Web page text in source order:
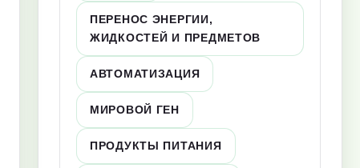
ПЕРЕНОС ЭНЕРГИИ,
ЖИДКОСТЕЙ И ПРЕДМЕТОВ
АВТОМАТИЗАЦИЯ
МИРОВОЙ ГЕН
ПРОДУКТЫ ПИТАНИЯ